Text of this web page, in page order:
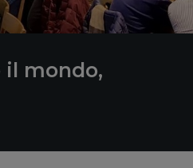
mondo,